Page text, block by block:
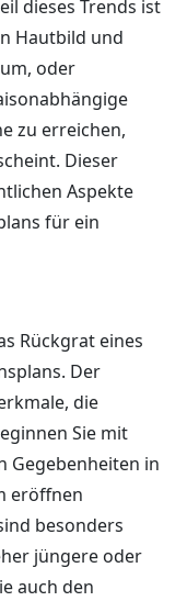
dieses Trends ist
Hautbild und
oder
zu erreichen,
Dieser
Aspekte
für ein
Rückgrat eines
Der
die
Sie mit
Gegebenheiten in
eröffnen
besonders
jüngere oder
auch den